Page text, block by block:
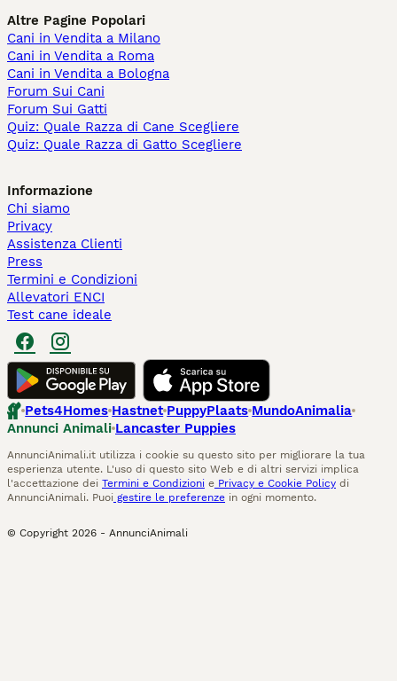
Altre Pagine Popolari
Cani in Vendita a Milano
Cani in Vendita a Roma
Cani in Vendita a Bologna
Forum Sui Cani
Forum Sui Gatti
Quiz: Quale Razza di Cane Scegliere
Quiz: Quale Razza di Gatto Scegliere
Informazione
Chi siamo
Privacy
Assistenza Clienti
Press
Termini e Condizioni
Allevatori ENCI
Test cane ideale
Pets4Homes Hastnet PuppyPlaats MundoAnimalia
Annunci Animali Lancaster Puppies
AnnunciAnimali.it utilizza i cookie su questo sito per migliorare la tua
esperienza utente. L'uso di questo sito Web e di altri servizi implica
l'accettazione dei Termini e Condizioni e Privacy e Cookie Policy di
AnnunciAnimali. Puoi gestire le preferenze in ogni momento.
© Copyright 2026 - AnnunciAnimali